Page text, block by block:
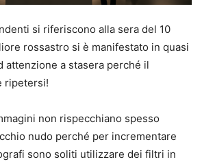
si riferiscono alla sera del 10
rossastro si è manifestato in quasi
attenzione a stasera perché il
ripetersi!
non rispecchiano spesso
nudo perché per incrementare
sono soliti utilizzare dei filtri in